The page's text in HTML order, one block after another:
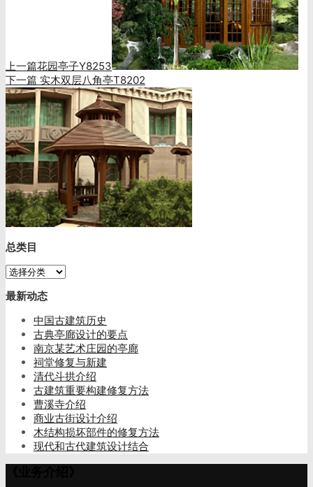
上一篇花园亭子Y8253
下一篇 实木双层八角亭T8202
总类目
总
目
最新动态
中国古建筑历史
古典亭廊设计的要点
南京某艺术庄园的亭廊
祠堂修复与新建
清代斗拱介绍
古建筑重要构建修复方法
曹溪寺介绍
商业古街设计介绍
木结构损坏部件的修复方法
现代和古代建筑设计结合